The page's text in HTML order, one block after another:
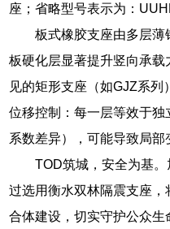
座；省略型号表示为：
板式橡胶支座由多层
板硬化层显著提升竖向承
见的矩形支座（如GJZ系
位移控制：每一层等效于
系数差异），可能导致局部
TOD筑城，安全为基
过选用衡水双林隔震支座
合体建设，切实守护公众